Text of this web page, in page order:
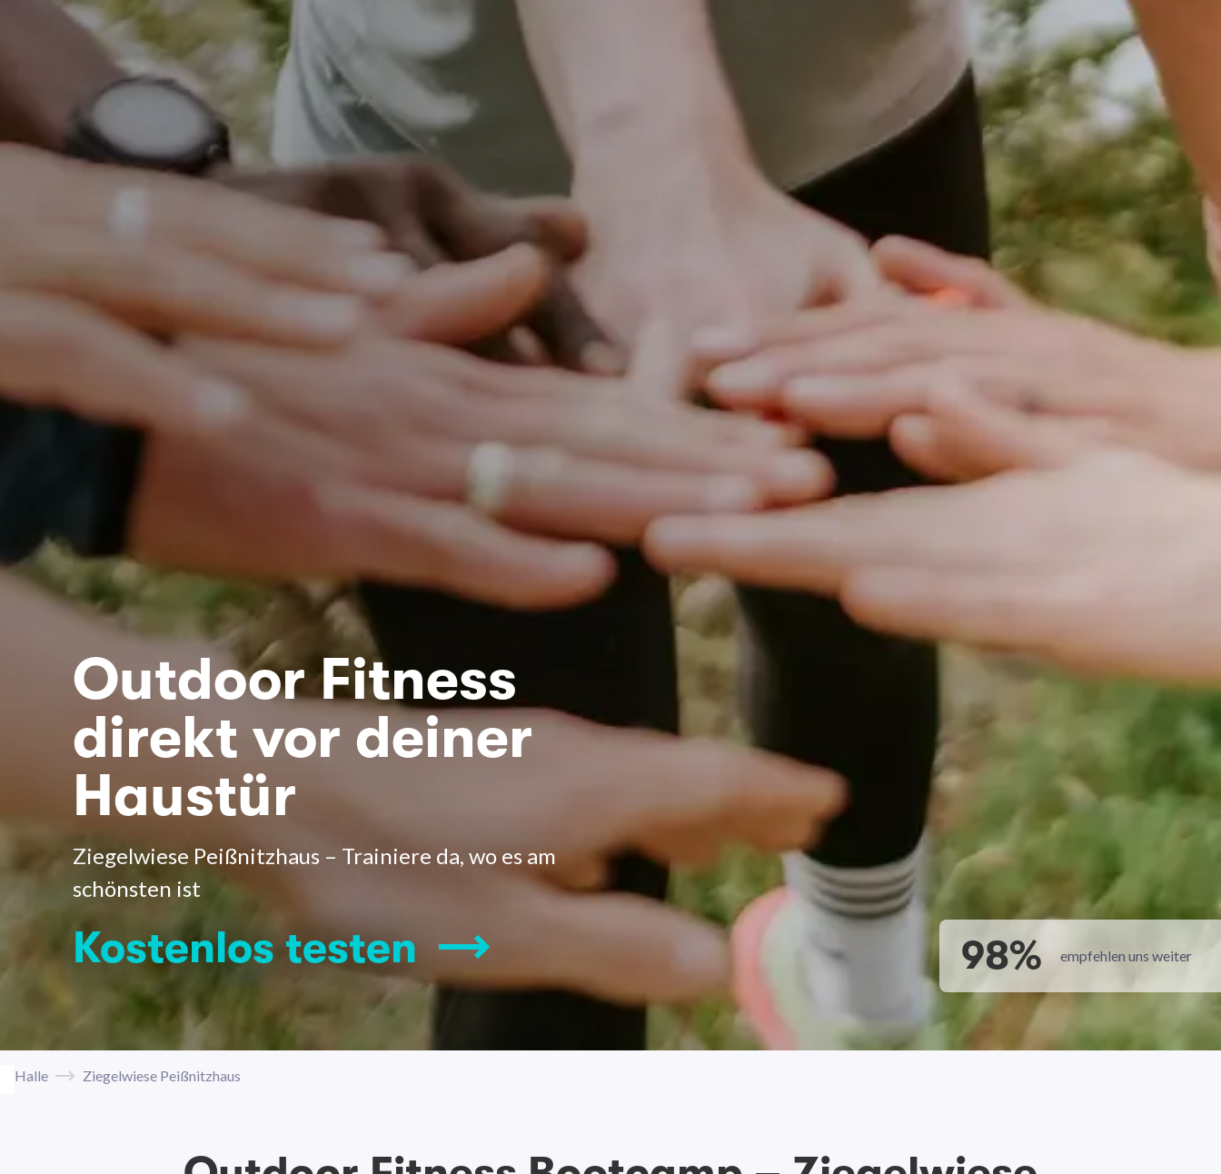
Outdoor Fitness
direkt vor deiner
Haustür
Ziegelwiese Peißnitzhaus – Trainiere da, wo es am
schönsten ist
Kostenlos testen 98% empfehlen uns weiter
Halle Ziegelwiese Peißnitzhaus